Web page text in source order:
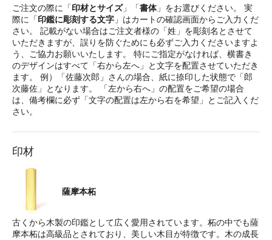
ご注文の際に「印材とサイズ」「書体」をお選びください。 実
際に「印鑑に彫刻する文字 」はカートの確認画面からご入力くだ
さい。 記載がない場合はご注文者様の「姓」を彫刻名とさせて
いただきますが、誤りを防ぐためにも必ずご入力くださいますよ
う、ご協力お願いいたします。 特にご指定がなければ、横書き
のデザインはすべて「右から左へ」と文字を配置させていただき
ます。 例）「佐藤次郎」さんの場合、紙に捺印した状態で「郎
次藤佐」となります。 「左から右へ」の配置をご希望の場合
は、備考欄に必ず「文字の配置は左から右を希望」とご記入くだ
さい。
印材
薩摩本柘
古くから木製の印鑑として広く愛用されています。柘の中でも薩
摩本柘は高級品とされており、美しい木目が特徴です。木の成長